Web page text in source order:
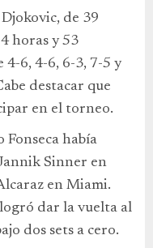
de 39
horas y 53
6, 4-6, 6-3, 7-5 y
destacar que
en el torneo.
Fonseca había
Sinner en
en Miami.
dar la vuelta al
dos sets a cero.